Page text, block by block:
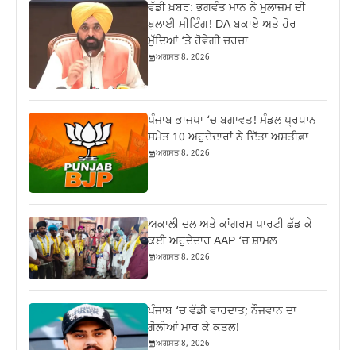
ਵੱਡੀ ਖ਼ਬਰ: ਭਗਵੰਤ ਮਾਨ ਨੇ ਮੁਲਾਜ਼ਮ ਦੀ
ਬੁਲਾਈ ਮੀਟਿੰਗ! DA ਬਕਾਏ ਅਤੇ ਹੋਰ
ਮੁੱਦਿਆਂ ‘ਤੇ ਹੋਵੇਗੀ ਚਰਚਾ
ਅਗਸਤ 8, 2026
ਪੰਜਾਬ ਭਾਜਪਾ ‘ਚ ਬਗਾਵਤ! ਮੰਡਲ ਪ੍ਰਧਾਨ
ਸਮੇਤ 10 ਅਹੁਦੇਦਾਰਾਂ ਨੇ ਦਿੱਤਾ ਅਸਤੀਫ਼ਾ
ਅਗਸਤ 8, 2026
ਅਕਾਲੀ ਦਲ ਅਤੇ ਕਾਂਗਰਸ ਪਾਰਟੀ ਛੱਡ ਕੇ
ਕਈ ਅਹੁਦੇਦਾਰ AAP ‘ਚ ਸ਼ਾਮਲ
ਅਗਸਤ 8, 2026
ਪੰਜਾਬ ‘ਚ ਵੱਡੀ ਵਾਰਦਾਤ; ਨੌਜਵਾਨ ਦਾ
ਗੋਲੀਆਂ ਮਾਰ ਕੇ ਕਤਲ!
ਅਗਸਤ 8, 2026